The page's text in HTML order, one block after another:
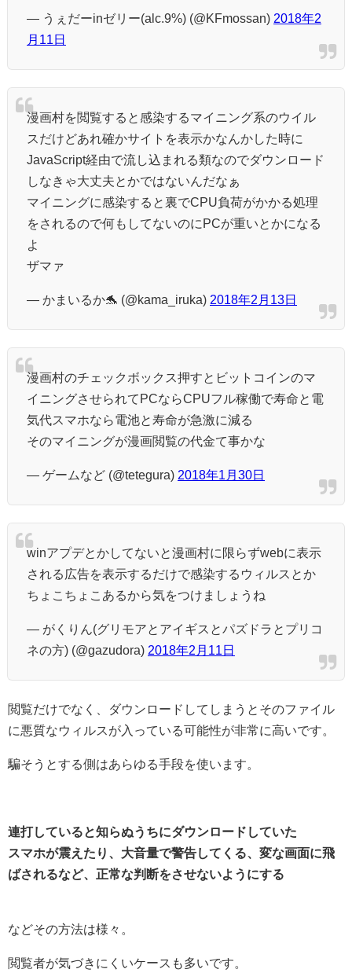
— うぇだーinゼリー(alc.9%) (@KFmossan) 2018年2
月11日
漫画村を閲覧すると感染するマイニング系のウイル
スだけどあれ確かサイトを表示かなんかした時に
JavaScript経由で流し込まれる類なのでダウンロード
しなきゃ大丈夫とかではないんだなぁ
マイニングに感染すると裏でCPU負荷がかかる処理
をされるので何もしてないのにPCが重いとかになる
よ
ザマァ
— かまいるか🐬 (@kama_iruka) 2018年2月13日
漫画村のチェックボックス押すとビットコインのマ
イニングさせられてPCならCPUフル稼働で寿命と電
気代スマホなら電池と寿命が急激に減る
そのマイニングが漫画閲覧の代金て事かな
— ゲームなど (@tetegura) 2018年1月30日
winアプデとかしてないと漫画村に限らずwebに表示
される広告を表示するだけで感染するウィルスとか
ちょこちょこあるから気をつけましょうね
— がくりん(グリモアとアイギスとパズドラとプリコ
ネの方) (@gazudora) 2018年2月11日
閲覧だけでなく、ダウンロードしてしまうとそのファイル
に悪質なウィルスが入っている可能性が非常に高いです。
騙そうとする側はあらゆる手段を使います。
連打していると知らぬうちにダウンロードしていた
スマホが震えたり、大音量で警告してくる、変な画面に飛
ばされるなど、正常な判断をさせないようにする
などその方法は様々。
閲覧者が気づきにくいケースも多いです。